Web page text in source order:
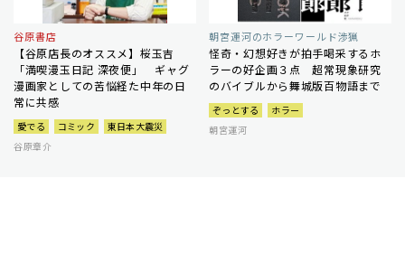
谷原書店
【谷原店長のオススメ】桜玉吉
「満喫漫玉日記 深夜便」 ギャグ
漫画家としての苦悩経た中年の日
常に共感
愛でる コミック
東日本大震災
谷原章介
朝宮運河のホラーワールド渉猟
怪奇・幻想好きが拍手喝采するホ
ラーの好企画３点 超常現象研究
のバイブルから舞城版百物語まで
ぞっとする
ホラー
朝宮運河